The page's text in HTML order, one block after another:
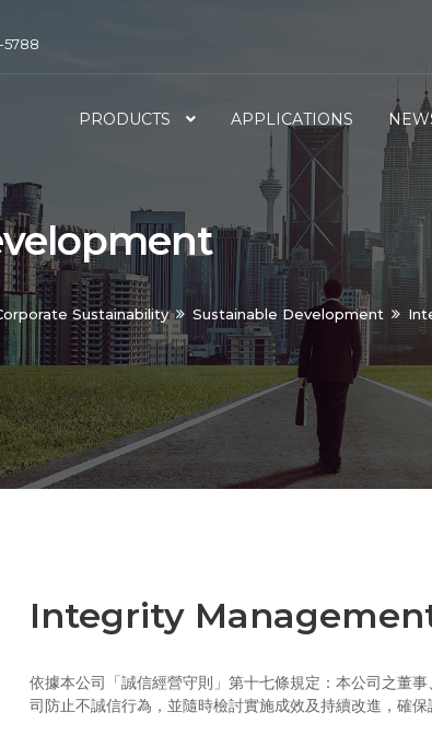
5788
PRODUCTS APPLICATIONS
Sustainability Sustainable Development
Integrity
依據本公司「誠信經營守則」第十七條規定：本公司之董
司防止不誠信行為，並隨時檢討實施成效及持續改進，確保